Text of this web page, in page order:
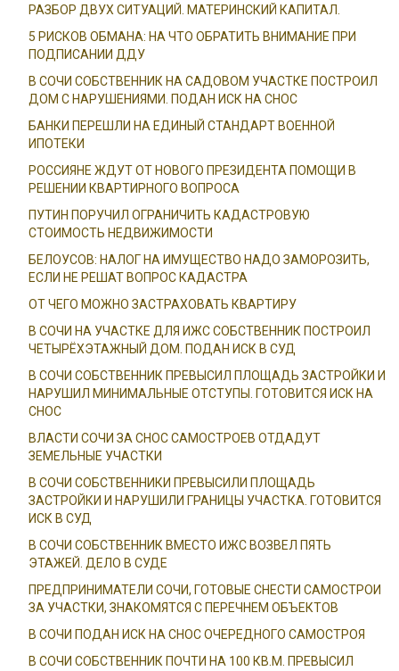
РАЗБОР ДВУХ СИТУАЦИЙ. МАТЕРИНСКИЙ КАПИТАЛ.
5 РИСКОВ ОБМАНА: НА ЧТО ОБРАТИТЬ ВНИМАНИЕ ПРИ
ПОДПИСАНИИ ДДУ
В СОЧИ СОБСТВЕННИК НА САДОВОМ УЧАСТКЕ ПОСТРОИЛ
ДОМ С НАРУШЕНИЯМИ. ПОДАН ИСК НА СНОС
БАНКИ ПЕРЕШЛИ НА ЕДИНЫЙ СТАНДАРТ ВОЕННОЙ
ИПОТЕКИ
РОССИЯНЕ ЖДУТ ОТ НОВОГО ПРЕЗИДЕНТА ПОМОЩИ В
РЕШЕНИИ КВАРТИРНОГО ВОПРОСА
ПУТИН ПОРУЧИЛ ОГРАНИЧИТЬ КАДАСТРОВУЮ
СТОИМОСТЬ НЕДВИЖИМОСТИ
БЕЛОУСОВ: НАЛОГ НА ИМУЩЕСТВО НАДО ЗАМОРОЗИТЬ,
ЕСЛИ НЕ РЕШАТ ВОПРОС КАДАСТРА
ОТ ЧЕГО МОЖНО ЗАСТРАХОВАТЬ КВАРТИРУ
В СОЧИ НА УЧАСТКЕ ДЛЯ ИЖС СОБСТВЕННИК ПОСТРОИЛ
ЧЕТЫРЁХЭТАЖНЫЙ ДОМ. ПОДАН ИСК В СУД
В СОЧИ СОБСТВЕННИК ПРЕВЫСИЛ ПЛОЩАДЬ ЗАСТРОЙКИ И
НАРУШИЛ МИНИМАЛЬНЫЕ ОТСТУПЫ. ГОТОВИТСЯ ИСК НА
СНОС
ВЛАСТИ СОЧИ ЗА СНОС САМОСТРОЕВ ОТДАДУТ
ЗЕМЕЛЬНЫЕ УЧАСТКИ
В СОЧИ СОБСТВЕННИКИ ПРЕВЫСИЛИ ПЛОЩАДЬ
ЗАСТРОЙКИ И НАРУШИЛИ ГРАНИЦЫ УЧАСТКА. ГОТОВИТСЯ
ИСК В СУД
В СОЧИ СОБСТВЕННИК ВМЕСТО ИЖС ВОЗВЕЛ ПЯТЬ
ЭТАЖЕЙ. ДЕЛО В СУДЕ
ПРЕДПРИНИМАТЕЛИ СОЧИ, ГОТОВЫЕ СНЕСТИ САМОСТРОИ
ЗА УЧАСТКИ, ЗНАКОМЯТСЯ С ПЕРЕЧНЕМ ОБЪЕКТОВ
В СОЧИ ПОДАН ИСК НА СНОС ОЧЕРЕДНОГО САМОСТРОЯ
В СОЧИ СОБСТВЕННИК ПОЧТИ НА 100 КВ.М. ПРЕВЫСИЛ